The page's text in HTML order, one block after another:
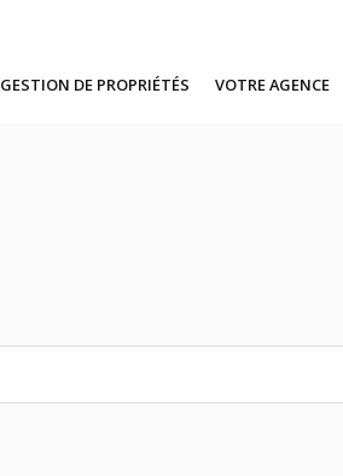
GESTION DE PROPRIÉTÉS
VOTRE AGENCE